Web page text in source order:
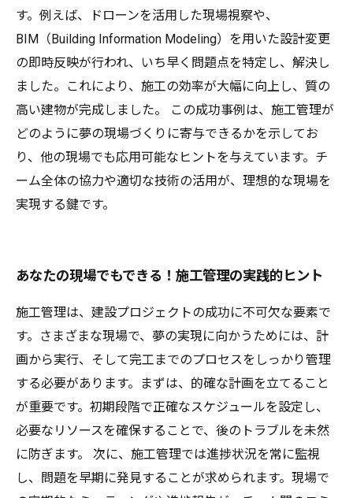
す。例えば、ドローンを活用した現場視察や、
BIM（Building Information Modeling）を用いた設計変更
の即時反映が行われ、いち早く問題点を特定し、解決し
ました。これにより、施工の効率が大幅に向上し、質の
高い建物が完成しました。 この成功事例は、施工管理が
どのように夢の現場づくりに寄与できるかを示してお
り、他の現場でも応用可能なヒントを与えています。チ
ーム全体の協力や適切な技術の活用が、理想的な現場を
実現する鍵です。
あなたの現場でもできる！施工管理の実践的ヒント
施工管理は、建設プロジェクトの成功に不可欠な要素で
す。さまざまな現場で、夢の実現に向かうためには、計
画から実行、そして完工までのプロセスをしっかり管理
する必要があります。まずは、的確な計画を立てること
が重要です。初期段階で正確なスケジュールを設定し、
必要なリソースを確保することで、後のトラブルを未然
に防ぎます。 次に、施工管理では進捗状況を常に監視
し、問題を早期に発見することが求められます。現場で